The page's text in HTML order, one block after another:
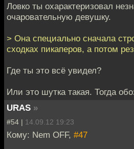
Ловко ты охарактеризовал
очаровательную девушку.
> Она специально сначала
сходках пикаперов, а потом
Где ты это всё увидел?
Или это шутка такая. Тогда
URAS »
#54 | 14.09.12 19:23
Кому: Nem OFF, #47